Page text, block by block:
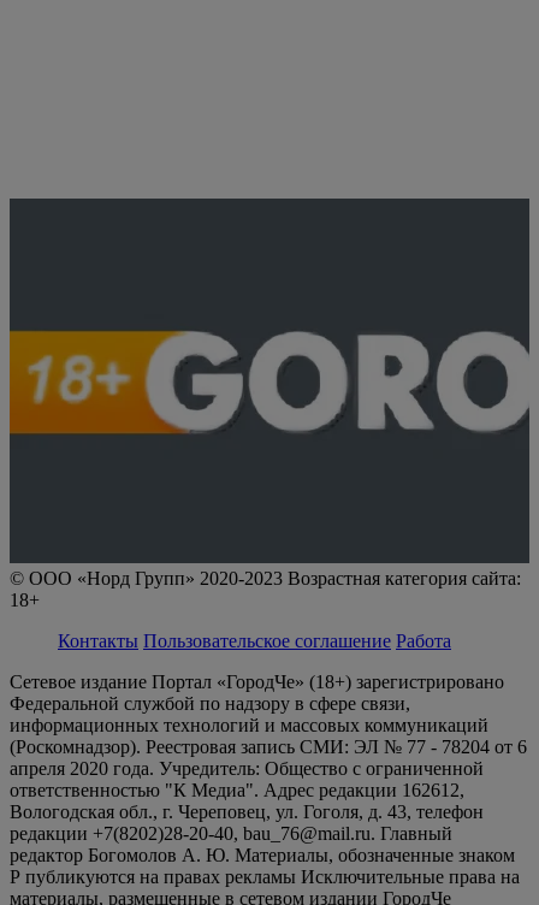
© ООО «Норд Групп» 2020-2023 Возрастная категория сайта:
18+
Контакты Пользовательское соглашение Работа
Сетевое издание Портал «ГородЧе» (18+) зарегистрировано
Федеральной службой по надзору в сфере связи,
информационных технологий и массовых коммуникаций
(Роскомнадзор). Реестровая запись СМИ: ЭЛ № 77 - 78204 от 6
апреля 2020 года. Учредитель: Общество с ограниченной
ответственностью "К Медиа". Адрес редакции 162612,
Вологодская обл., г. Череповец, ул. Гоголя, д. 43, телефон
редакции +7(8202)28-20-40, bau_76@mail.ru. Главный
редактор Богомолов А. Ю. Материалы, обозначенные знаком
Р публикуются на правах рекламы Исключительные права на
материалы, размещенные в сетевом издании ГородЧе